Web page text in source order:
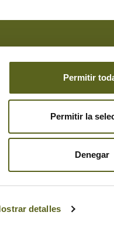
detalles
Permitir
Permitir la
Denegar